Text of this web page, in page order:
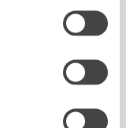
8/12 三